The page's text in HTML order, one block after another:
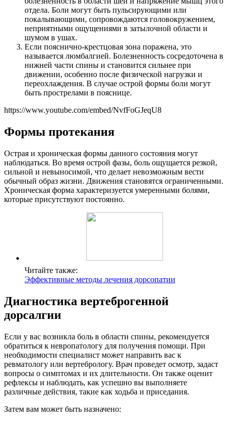
отдела. Боли могут быть пульсирующими или
покалывающими, сопровождаются головокружением,
неприятными ощущениями в затылочной области и
шумом в ушах.
Если пояснично-крестцовая зона поражена, это
называется люмбалгией. Болезненность сосредоточена в
нижней части спины и становится сильнее при
движении, особенно после физической нагрузки и
переохлаждения. В случае острой формы боли могут
быть прострелами в пояснице.
https://www.youtube.com/embed/NvfFoGJeqU8
Формы протекания
Острая и хроническая формы данного состояния могут
наблюдаться. Во время острой фазы, боль ощущается резкой,
сильной и невыносимой, что делает невозможным вести
обычный образ жизни. Движения становятся ограниченными.
Хроническая форма характеризуется умеренными болями,
которые присутствуют постоянно.
Читайте также:
Эффективные методы лечения дорсопатии
Диагностика вертеброгенной
дорсалгии
Если у вас возникла боль в области спины, рекомендуется
обратиться к невропатологу для получения помощи. При
необходимости специалист может направить вас к
ревматологу или вертебрологу. Врач проведет осмотр, задаст
вопросы о симптомах и их длительности. Он также оценит
рефлексы и наблюдать, как успешно вы выполняете
различные действия, такие как ходьба и приседания.
Затем вам может быть назначено: